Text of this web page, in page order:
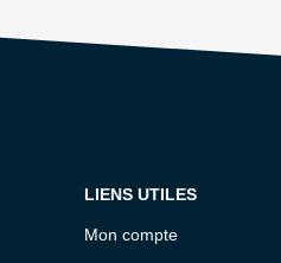
LIENS UTILES
Mon compte